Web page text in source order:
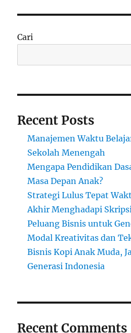
Hijau
Mulai
Global
Cari
Recent Posts
Manajemen Waktu
Sekolah Menengah
Mengapa Pendidikan
Masa Depan Anak?
Strategi Lulus Tepat
Akhir Menghadapi
Peluang Bisnis untuk
Modal Kreativitas dan
Bisnis Kopi Anak Muda,
Generasi Indonesia
Recent Comments